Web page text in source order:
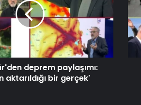
deprem paylaşımı:
aktarıldığı bir gerçek'